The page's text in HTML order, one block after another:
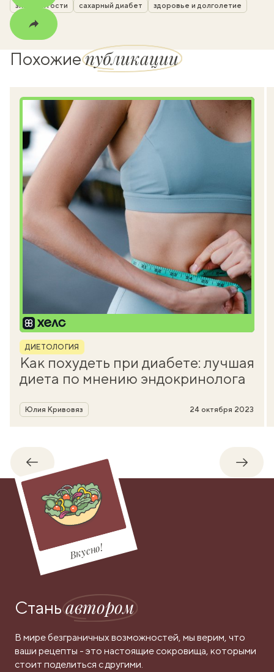
знаменитости сахарный диабет здоровье и долголетие
Похожиепубликации
Рубрика
ДИЕТОЛОГИЯ
Как похудеть при диабете: лучшая
диета по мнению эндокринолога
Автор
Юлия Кривовяз 24 октября 2023
Обратно
Вкусно!
Станьавтором
В мире безграничных возможностей, мы верим, что
ваши рецепты - это настоящие сокровища, которыми
стоит поделиться с другими.